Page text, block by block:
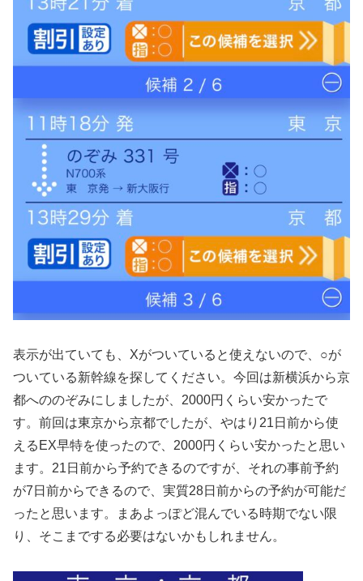
表示が出ていても、Xがついていると使えないので、○が
ついている新幹線を探してください。今回は新横浜から京
都へののぞみにしましたが、2000円くらい安かったで
す。前回は東京から京都でしたが、やはり21日前から使
えるEX早特を使ったので、2000円くらい安かったと思い
ます。21日前から予約できるのですが、それの事前予約
が7日前からできるので、実質28日前からの予約が可能だ
ったと思います。まあよっぽど混んでいる時期でない限
り、そこまでする必要はないかもしれません。